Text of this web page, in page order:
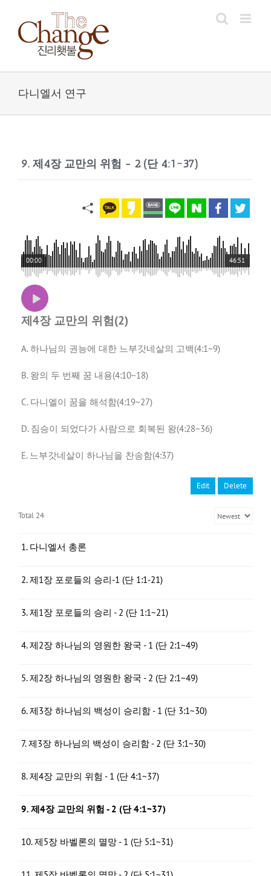
content
다니엘서 연구
9. 제4장 교만의 위험 - 2 (단 4:1~37)
46:51
00:00
제4장 교만의 위험(2)
A. 하나님의 권능에 대한 느부갓네살의 고백(4:1~9)
B. 왕의 두 번째 꿈 내용(4:10~18)
C. 다니엘이 꿈을 해석함(4:19~27)
D. 짐승이 되었다가 사람으로 회복된 왕(4:28~36)
E. 느부갓네살이 하나님을 찬송함(4:37)
Edit Delete
Total 24
1. 다니엘서 총론
2. 제1장 포로들의 승리-1 (단 1:1-21)
3. 제1장 포로들의 승리 - 2 (단 1:1~21)
4. 제2장 하나님의 영원한 왕국 - 1 (단 2:1~49)
5. 제2장 하나님의 영원한 왕국 - 2 (단 2:1~49)
6. 제3장 하나님의 백성이 승리함 - 1 (단 3:1~30)
7. 제3장 하나님의 백성이 승리함 - 2 (단 3:1~30)
8. 제4장 교만의 위험 - 1 (단 4:1~37)
9. 제4장 교만의 위험 - 2 (단 4:1~37)
10. 제5장 바벨론의 멸망 - 1 (단 5:1~31)